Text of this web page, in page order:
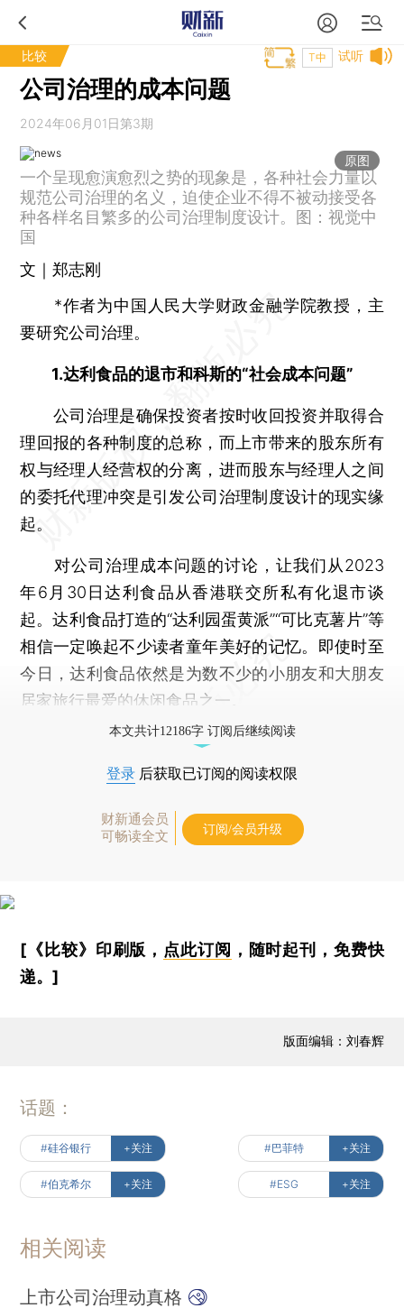
比较 试听
T中
公司治理的成本问题
2024年06月01日第3期
原图
一个呈现愈演愈烈之势的现象是，各种社会力量以
规范公司治理的名义，迫使企业不得不被动接受各
种各样名目繁多的公司治理制度设计。图：视觉中
国
文｜郑志刚
*作者为中国人民大学财政金融学院教授，主
要研究公司治理。
1.达利食品的退市和科斯的“社会成本问题”
公司治理是确保投资者按时收回投资并取得合
理回报的各种制度的总称，而上市带来的股东所有
权与经理人经营权的分离，进而股东与经理人之间
的委托代理冲突是引发公司治理制度设计的现实缘
起。
对公司治理成本问题的讨论，让我们从2023
年6月30日达利食品从香港联交所私有化退市谈
起。达利食品打造的“达利园蛋黄派”“可比克薯片”等
相信一定唤起不少读者童年美好的记忆。即使时至
今日，达利食品依然是为数不少的小朋友和大朋友
居家旅行最爱的休闲食品之一。
本文共计12186字 订阅后继续阅读
登录 后获取已订阅的阅读权限
财新通会员
可畅读全文
订阅/会员升级
[《比较》印刷版， 点此订阅 ，随时起刊，免费快
递。]
版面编辑：刘春辉
话题：
#硅谷银行 +关注 #巴菲特 +关注
#伯克希尔 +关注 #ESG +关注
相关阅读
上市公司治理动真格